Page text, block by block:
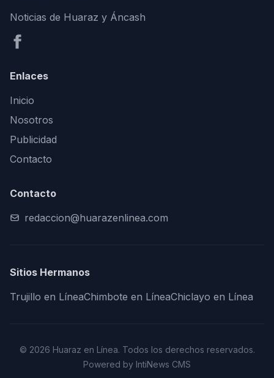
Noticias de Huaraz y Áncash
Enlaces
Inicio
Nosotros
Publicidad
Contacto
Contacto
redaccion@huarazenlinea.com
Sitios Hermanos
Trujillo en LíneaChimbote en LíneaChiclayo en Línea
© 2026 Huaraz en Línea. Todos los derechos reservados.
Powered by IntiNews CMS